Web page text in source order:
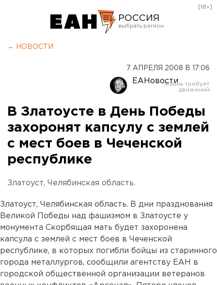
РОССИЯ
Оренбург
[18+]
← НОВОСТИ
7 АПРЕЛЯ 2008 В 17:06
ЕАНовости
В Златоусте в День Победы
захоронят капсулу с землей
с мест боев в Чеченской
республике
Златоуст, Челябинская область.
Златоуст, Челябинская область. В дни празднования
Великой Победы над фашизмом в Златоусте у
монумента Скорбящая мать будет захоронена
капсула с землей с мест боев в Чеченской
республике, в которых погибли бойцы из старинного
города металлургов, сообщили агентству ЕАН в
городской общественной организации ветеранов